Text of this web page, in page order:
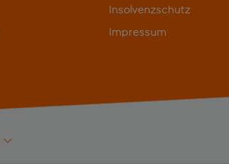
Insolvenzschutz
Impressum